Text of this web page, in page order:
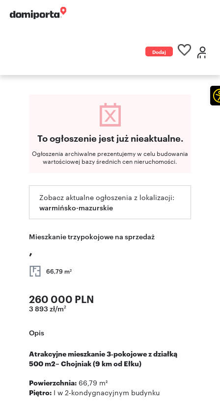
Dodaj
To ogłoszenie jest już nieaktualne.
Ogłoszenia archiwalne prezentujemy w celu budowania
wartościowej bazy średnich cen nieruchomości.
Zobacz aktualne ogłoszenia z lokalizacji:
warmińsko-mazurskie
Mieszkanie trzypokojowe na sprzedaż
,
66,79 m2
260 000 PLN
3 893 zł/m2
Opis
Atrakcyjne mieszkanie 3‑pokojowe z działką
500 m2– Chojniak (9 km od Ełku)
Powierzchnia: 66,79 m²
Piętro: I w 2‑kondygnacyjnym budynku